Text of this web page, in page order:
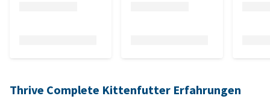
Thrive Complete Kittenfutter Erfahrungen